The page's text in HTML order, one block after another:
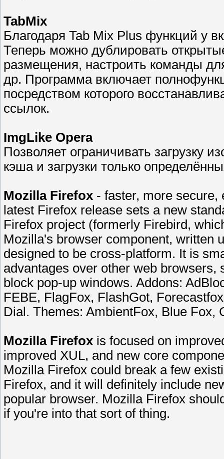
TabMix
Благодаря Tab Mix Plus функций у
Теперь можно дублировать
размещения, настроить команды
др. Программа включает
посредством которого
ссылок.
ImgLike Opera
Позволяет ограничивать загрузку
кэша и загрузки только
Mozilla Firefox - faster, more secure,
latest Firefox release sets a new
Firefox project (formerly Firebird,
Mozilla's browser component, written
designed to be cross-platform. It is
advantages over other web browsers,
block pop-up windows. Addons:
FEBE, FlagFox, FlashGot,
Dial. Themes: AmbientFox, Blue Fox,
Mozilla Firefox is focused on
improved XUL, and new core
Mozilla Firefox could break a few
Firefox, and it will definitely include
popular browser. Mozilla Firefox
if you're into that sort of thing.